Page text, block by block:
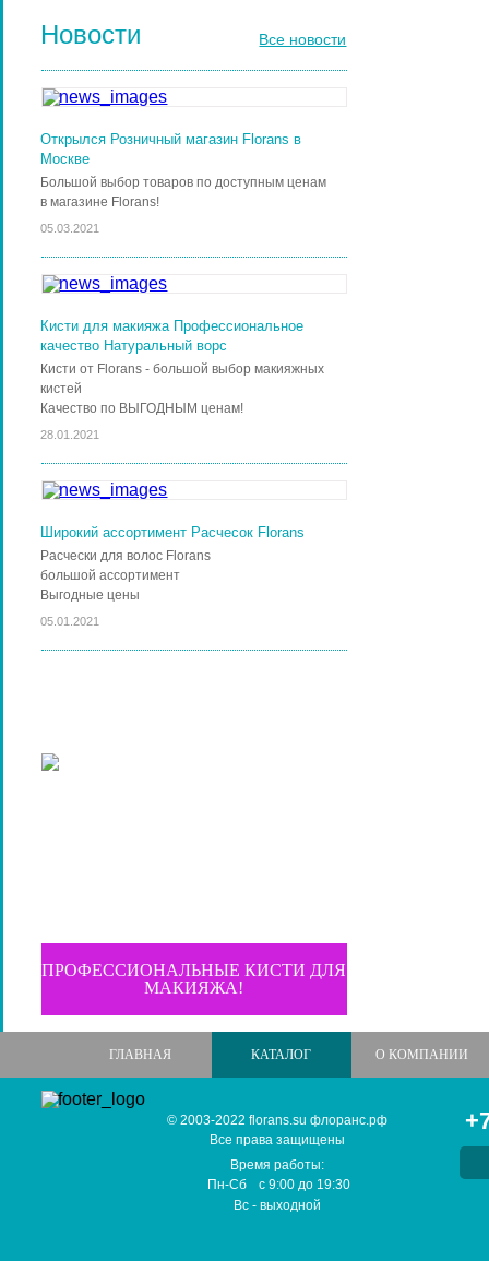
Новости Все новости
Открылся Розничный магазин Florans в
Москве
Большой выбор товаров по доступным ценам
в магазине Florans!
05.03.2021
Кисти для макияжа Профессиональное
качество Натуральный ворс
Кисти от Florans - большой выбор макияжных
кистей
Качество по ВЫГОДНЫМ ценам!
28.01.2021
Широкий ассортимент Расчесок Florans
Расчески для волос Florans
большой ассортимент
Выгодные цены
05.01.2021
ПРОФЕССИОНАЛЬНЫЕ КИСТИ ДЛЯ
МАКИЯЖА!
ГЛАВНАЯ КАТАЛОГ О КОМПАНИИ
© 2003-2022 florans.su флоранс.рф
Все права защищены
Время работы:
Пн-Сб
с9:00 до 19:30
Вс - выходной